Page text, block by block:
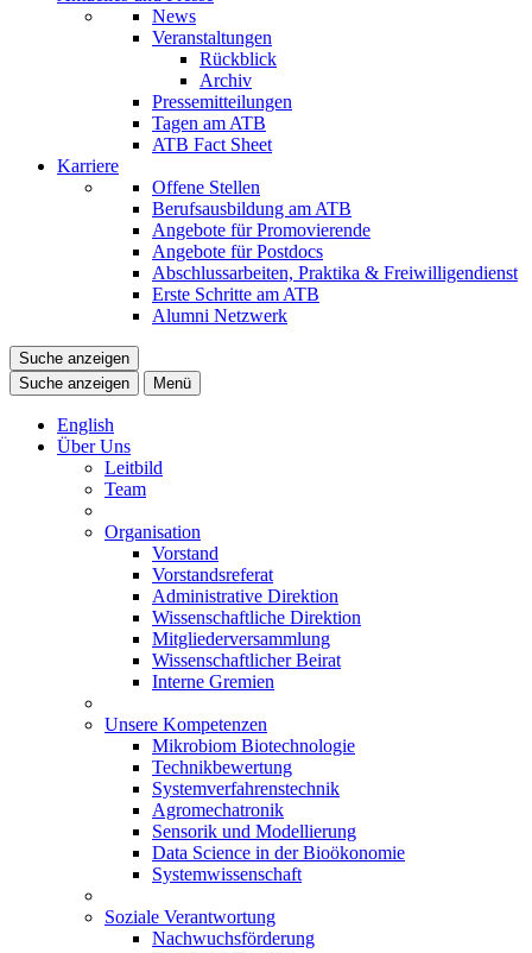
News
Veranstaltungen
Rückblick
Archiv
Pressemitteilungen
Tagen am ATB
ATB Fact Sheet
Karriere
Offene Stellen
Berufsausbildung am ATB
Angebote für Promovierende
Angebote für Postdocs
Abschlussarbeiten, Praktika & Freiwilligendienst
Erste Schritte am ATB
Alumni Netzwerk
Suche anzeigen
Suche anzeigen
Menü
English
Über Uns
Leitbild
Team
Organisation
Vorstand
Vorstandsreferat
Administrative Direktion
Wissenschaftliche Direktion
Mitgliederversammlung
Wissenschaftlicher Beirat
Interne Gremien
Unsere Kompetenzen
Mikrobiom Biotechnologie
Technikbewertung
Systemverfahrenstechnik
Agromechatronik
Sensorik und Modellierung
Data Science in der Bioökonomie
Systemwissenschaft
Soziale Verantwortung
Nachwuchsförderung